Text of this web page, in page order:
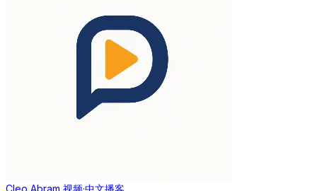
Cleo Abram 视频·中文播客